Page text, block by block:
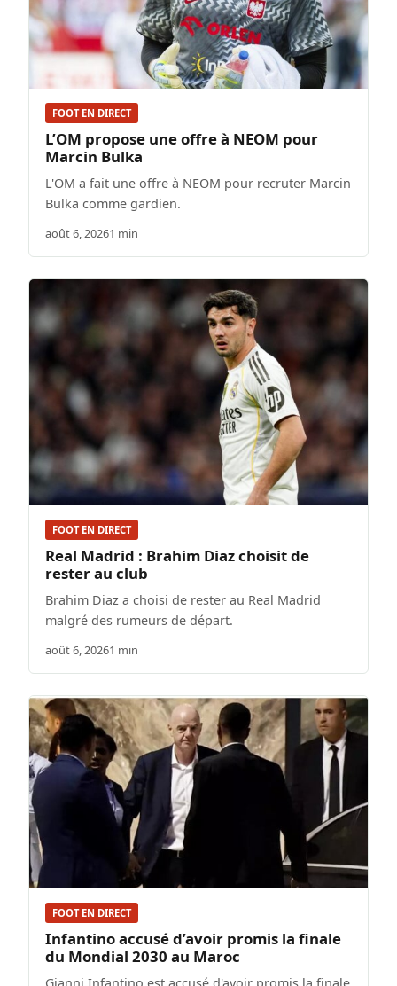
FOOT EN DIRECT
L’OM propose une offre à NEOM pour
Marcin Bulka
L'OM a fait une offre à NEOM pour recruter Marcin
Bulka comme gardien.
août 6, 20261 min
FOOT EN DIRECT
Real Madrid : Brahim Diaz choisit de
rester au club
Brahim Diaz a choisi de rester au Real Madrid
malgré des rumeurs de départ.
août 6, 20261 min
FOOT EN DIRECT
Infantino accusé d’avoir promis la finale
du Mondial 2030 au Maroc